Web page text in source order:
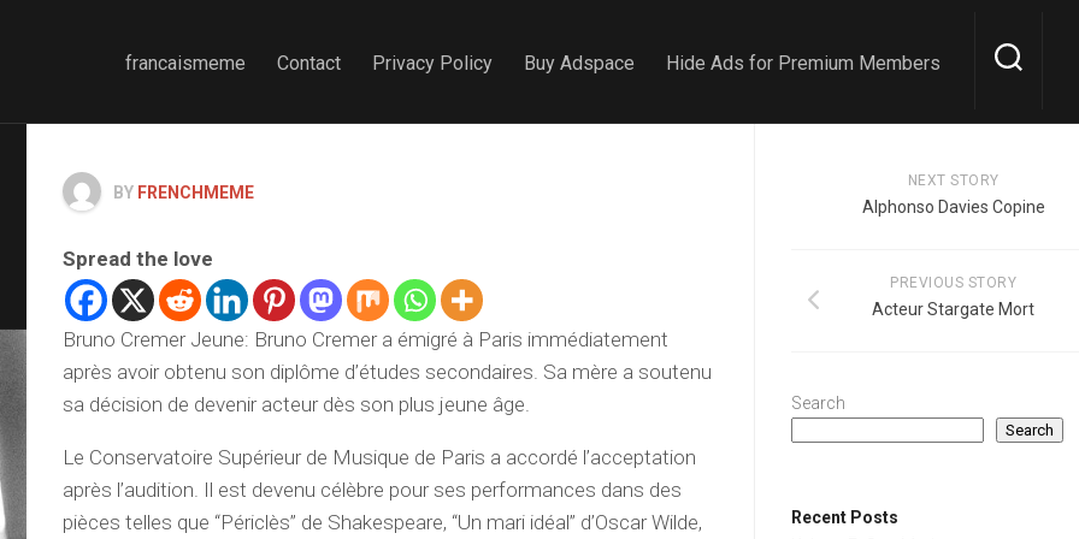
francaismeme Contact Privacy Policy Buy Adspace Hide Ads for Premium Members
BY FRENCHMEME
Spread the love
Bruno Cremer Jeune: Bruno Cremer a émigré à Paris immédiatement
après avoir obtenu son diplôme d’études secondaires. Sa mère a soutenu
sa décision de devenir acteur dès son plus jeune âge.
Le Conservatoire Supérieur de Musique de Paris a accordé l’acceptation
après l’audition. Il est devenu célèbre pour ses performances dans des
pièces telles que “Périclès” de Shakespeare, “Un mari idéal” d’Oscar Wilde,
NEXT STORY
Alphonso Davies Copine
PREVIOUS STORY
Acteur Stargate Mort
Search
Search
Recent Posts